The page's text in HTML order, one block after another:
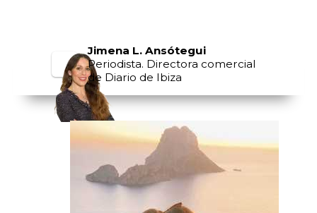
Jimena L. Ansótegui
Periodista. Directora comercial
de Diario de Ibiza